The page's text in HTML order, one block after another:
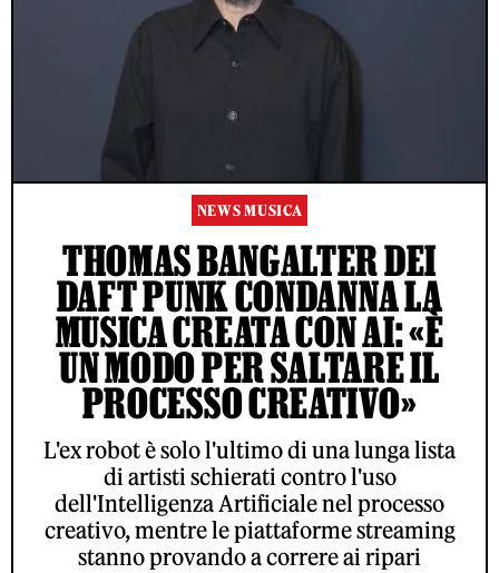
NEWS MUSICA
THOMAS BANGALTER DEI
DAFT PUNK CONDANNA LA
MUSICA CREATA CON AI: «È
UN MODO PER SALTARE IL
PROCESSO CREATIVO»
L'ex robot è solo l'ultimo di una lunga lista
di artisti schierati contro l'uso
dell'Intelligenza Artificiale nel processo
creativo, mentre le piattaforme streaming
stanno provando a correre ai ripari